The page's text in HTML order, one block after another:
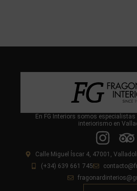
En FG Interiors somos especialistas
interiorismo en
Calle Miguel Íscar 4, 47001,
(+34) 639 661 745